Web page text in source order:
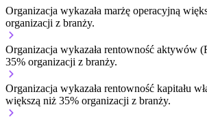
Organizacja wykazała marżę operacyjną
organizacji z branży.
Organizacja wykazała rentowność aktywów
35% organizacji z branży.
Organizacja wykazała rentowność kapitału
większą niż 35% organizacji z branży.